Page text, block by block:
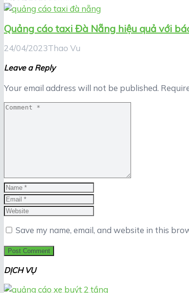
Quảng cáo taxi Đà Nẵng hiệu quả với
24/04/2023Thao Vu
Leave a Reply
Your email address will not be published.
Save my name, email, and website in this
DỊCH VỤ